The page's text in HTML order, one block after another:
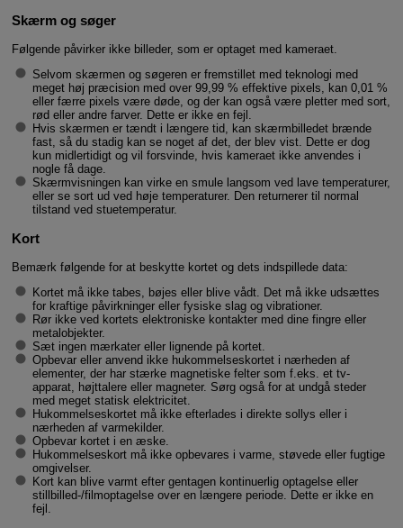
Skærm og søger
Følgende påvirker ikke billeder, som er optaget med kameraet.
Selvom skærmen og søgeren er fremstillet med teknologi med
meget høj præcision med over 99,99 % effektive pixels, kan 0,01 %
eller færre pixels være døde, og der kan også være pletter med sort,
rød eller andre farver. Dette er ikke en fejl.
Hvis skærmen er tændt i længere tid, kan skærmbilledet brænde
fast, så du stadig kan se noget af det, der blev vist. Dette er dog
kun midlertidigt og vil forsvinde, hvis kameraet ikke anvendes i
nogle få dage.
Skærmvisningen kan virke en smule langsom ved lave temperaturer,
eller se sort ud ved høje temperaturer. Den returnerer til normal
tilstand ved stuetemperatur.
Kort
Bemærk følgende for at beskytte kortet og dets indspillede data:
Kortet må ikke tabes, bøjes eller blive vådt. Det må ikke udsættes
for kraftige påvirkninger eller fysiske slag og vibrationer.
Rør ikke ved kortets elektroniske kontakter med dine fingre eller
metalobjekter.
Sæt ingen mærkater eller lignende på kortet.
Opbevar eller anvend ikke hukommelseskortet i nærheden af
elementer, der har stærke magnetiske felter som f.eks. et tv-
apparat, højttalere eller magneter. Sørg også for at undgå steder
med meget statisk elektricitet.
Hukommelseskortet må ikke efterlades i direkte sollys eller i
nærheden af varmekilder.
Opbevar kortet i en æske.
Hukommelseskort må ikke opbevares i varme, støvede eller fugtige
omgivelser.
Kort kan blive varmt efter gentagen kontinuerlig optagelse eller
stillbilled-/filmoptagelse over en længere periode. Dette er ikke en
fejl.